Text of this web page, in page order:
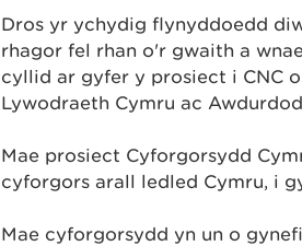
Dros yr ychydig flynyddoedd
rhagor fel rhan o'r gwaith a
cyllid ar gyfer y prosiect i CNC
Lywodraeth Cymru ac
Mae prosiect Cyforgorsydd
cyforgors arall ledled Cymru, i
Mae cyforgorsydd yn un o